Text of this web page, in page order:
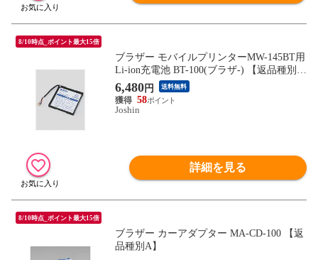
8/10時点_ポイント最大15倍
ブラザー モバイルプリンターMW-145BT用
Li-ion充電池 BT-100(ブラザ-) 【返品種別
A】
6,480円 送料無料
58
Joshin
詳細を見る
8/10時点_ポイント最大15倍
ブラザー カーアダプター MA-CD-100 【返
品種別A】